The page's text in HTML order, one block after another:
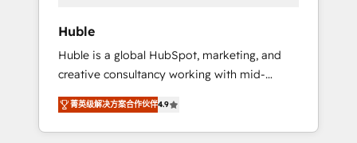
Paypal 💰 Sage or Netsuite 🤖 Google or
Microsoft ✍️ DocuSign or PandaDoc 🌐
Avalara or Quaderno HubSnacks holds the
rare Advanced "Custom Integrations"
Accreditation, securely sync data across... 🔄
any apps, in any direction. Stuck on your old
Huble
Huble is a global HubSpot, marketing, and
creative consultancy working with mid-
market and enterprise businesses. We go
beyond implementation, shaping the
strategy, processes, and teams that turn
菁英级解决方案合作伙伴4.9